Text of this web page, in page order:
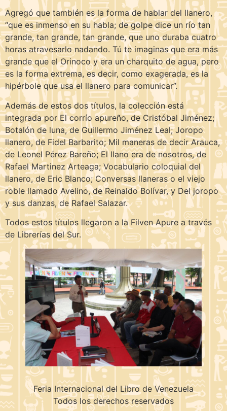
Agregó que también es la forma de hablar del llanero,
“que es inmenso en su habla; de golpe dice un río tan
grande, tan grande, tan grande, que uno duraba cuatro
horas atravesarlo nadando. Tú te imaginas que era más
grande que el Orinoco y era un charquito de agua, pero
es la forma extrema, es decir, como exagerada, es la
hipérbole que usa el llanero para comunicar”.
Además de estos dos títulos, la colección está
integrada por El corrío apureño, de Cristóbal Jiménez;
Botalón de luna, de Guillermo Jiménez Leal; Joropo
llanero, de Fidel Barbarito; Mil maneras de decir Arauca,
de Leonel Pérez Bareño; El llano era de nosotros, de
Rafael Martinez Arteaga; Vocabulario coloquial del
llanero, de Eric Blanco; Conversas llaneras o el viejo
roble llamado Avelino, de Reinaldo Bolívar, y Del joropo
y sus danzas, de Rafael Salazar.
Todos estos títulos llegaron a la Filven Apure a través
de Librerías del Sur.
Feria Internacional del Libro de Venezuela
Todos los derechos reservados